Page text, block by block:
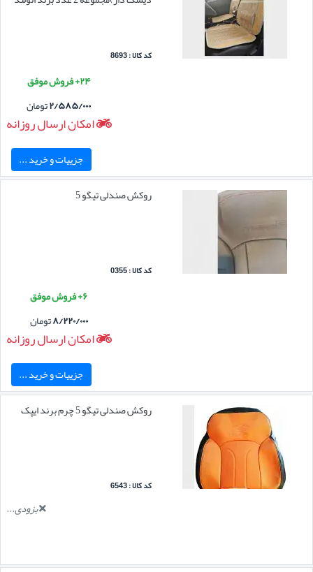
کد کالا : 8693
۲۴+ فروش موفق
۲/۵۸۵/۰۰۰تومان
امکان ارسال روزانه
جزییات و خرید ...
روکش صندلی تیگو 5
کد کالا : 0355
۶+ فروش موفق
۸/۲۲۰/۰۰۰تومان
امکان ارسال روزانه
جزییات و خرید ...
روکش صندلی تیگو 5 چرم برند ایپک
کد کالا : 6543
بزودی...